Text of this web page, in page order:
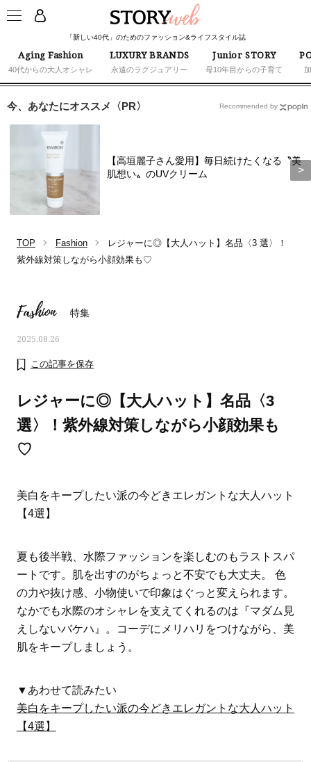
「新しい40代」のためのファッション&ライフスタイル誌
Aging Fashion
40代からの大人オシャレ
LUXURY BRANDS
永遠のラグジュアリー
Junior STORY
母10年目からの子育て
ス学」
タログ
今、あなたにオススメ〈PR〉
【高垣麗子さん愛用】毎日続けたくなる〝美
肌想い〟のUVクリーム
Recommended by
TOP Fashion
レジャーに◎【大人ハット】名品〈3 選〉！
紫外線対策しながら小顔効果も♡
Fashion 特集
2025.08.26
この記事を保存
レジャーに◎【大人ハット】名品〈3
選〉！紫外線対策しながら小顔効果も
♡
美白をキープしたい派の今どきエレガントな大人ハット
【4選】
夏も後半戦、水際ファッションを楽しむのもラストスパ
ートです。肌を出すのがちょっと不安でも大丈夫。 色
の力や抜け感、小物使いで印象はぐっと変えられます。
なかでも水際のオシャレを支えてくれるのは『マダム見
えしないバケハ』。コーデにメリハリをつけながら、美
肌をキープしましょう。
▼あわせて読みたい
美白をキープしたい派の今どきエレガントな大人ハット
【4選】